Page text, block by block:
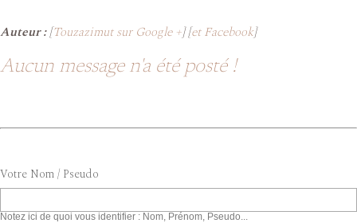
Auteur :[Touzazimut sur Google +] [et Facebook]
Aucun message n'a été posté !
Votre Nom / Pseudo
Notez ici de quoi vous identifier : Nom, Prénom, Pseudo...